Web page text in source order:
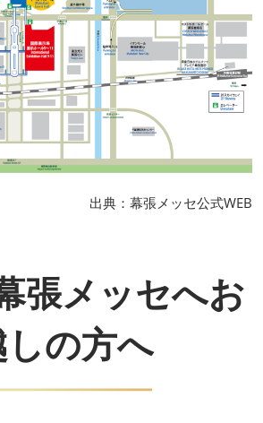
出典：幕張メッセ公式WEB
張メッセへお
しの方へ